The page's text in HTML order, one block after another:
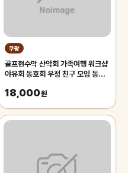
쿠팡
골프현수막 산악회 가족여행 워크샵
야유회 동호회 우정 친구 모임 동창
18,000원